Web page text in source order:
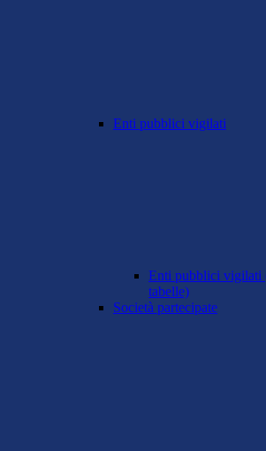
Enti pubblici vigilati
Enti pubblici vigilati
tabelle)
Società partecipate